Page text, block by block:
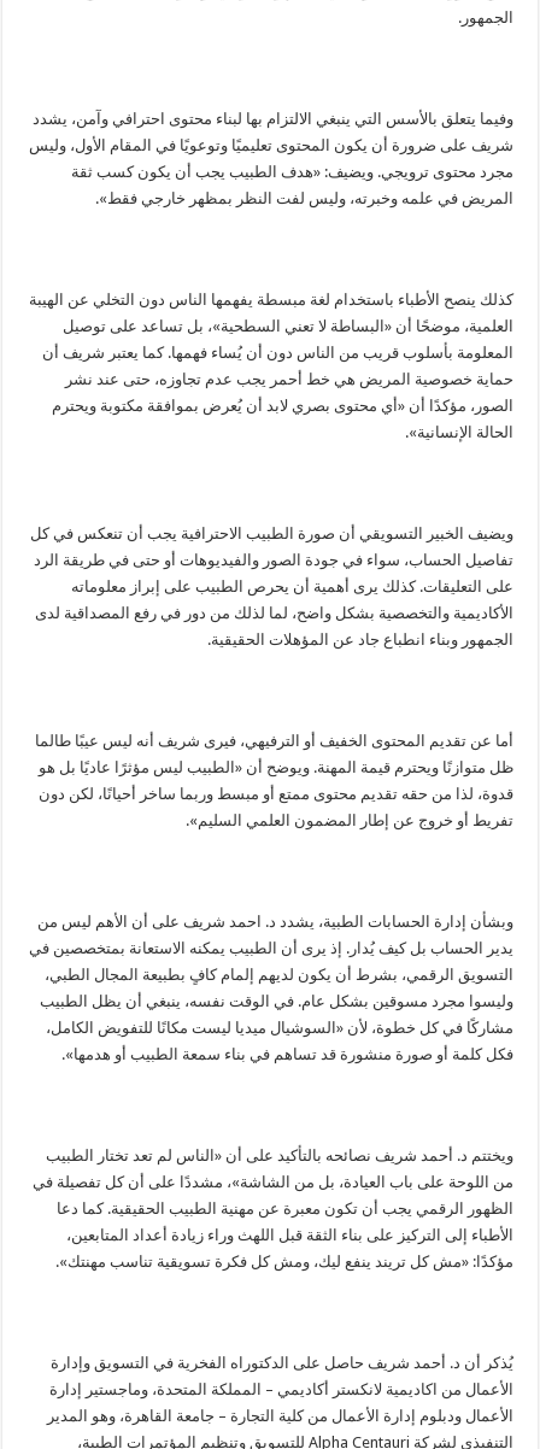
الجمهور.
وفيما يتعلق بالأسس التي ينبغي الالتزام بها لبناء محتوى احترافي وآمن، يشدد
شريف على ضرورة أن يكون المحتوى تعليميًا وتوعويًا في المقام الأول، وليس
مجرد محتوى ترويجي. ويضيف: «هدف الطبيب يجب أن يكون كسب ثقة
المريض في علمه وخبرته، وليس لفت النظر بمظهر خارجي فقط».
كذلك ينصح الأطباء باستخدام لغة مبسطة يفهمها الناس دون التخلي عن الهيبة
العلمية، موضحًا أن «البساطة لا تعني السطحية»، بل تساعد على توصيل
المعلومة بأسلوب قريب من الناس دون أن يُساء فهمها. كما يعتبر شريف أن
حماية خصوصية المريض هي خط أحمر يجب عدم تجاوزه، حتى عند نشر
الصور، مؤكدًا أن «أي محتوى بصري لابد أن يُعرض بموافقة مكتوبة ويحترم
الحالة الإنسانية».
ويضيف الخبير التسويقي أن صورة الطبيب الاحترافية يجب أن تنعكس في كل
تفاصيل الحساب، سواء في جودة الصور والفيديوهات أو حتى في طريقة الرد
على التعليقات. كذلك يرى أهمية أن يحرص الطبيب على إبراز معلوماته
الأكاديمية والتخصصية بشكل واضح، لما لذلك من دور في رفع المصداقية لدى
الجمهور وبناء انطباع جاد عن المؤهلات الحقيقية.
أما عن تقديم المحتوى الخفيف أو الترفيهي، فيرى شريف أنه ليس عيبًا طالما
ظل متوازنًا ويحترم قيمة المهنة. ويوضح أن «الطبيب ليس مؤثرًا عاديًا بل هو
قدوة، لذا من حقه تقديم محتوى ممتع أو مبسط وربما ساخر أحيانًا، لكن دون
تفريط أو خروج عن إطار المضمون العلمي السليم».
وبشأن إدارة الحسابات الطبية، يشدد د. احمد شريف على أن الأهم ليس من
يدير الحساب بل كيف يُدار. إذ يرى أن الطبيب يمكنه الاستعانة بمتخصصين في
التسويق الرقمي، بشرط أن يكون لديهم إلمام كافٍ بطبيعة المجال الطبي،
وليسوا مجرد مسوقين بشكل عام. في الوقت نفسه، ينبغي أن يظل الطبيب
مشاركًا في كل خطوة، لأن «السوشيال ميديا ليست مكانًا للتفويض الكامل،
فكل كلمة أو صورة منشورة قد تساهم في بناء سمعة الطبيب أو هدمها».
ويختتم د. أحمد شريف نصائحه بالتأكيد على أن «الناس لم تعد تختار الطبيب
من اللوحة على باب العيادة، بل من الشاشة»، مشددًا على أن كل تفصيلة في
الظهور الرقمي يجب أن تكون معبرة عن مهنية الطبيب الحقيقية. كما دعا
الأطباء إلى التركيز على بناء الثقة قبل اللهث وراء زيادة أعداد المتابعين،
مؤكدًا: «مش كل تريند ينفع ليك، ومش كل فكرة تسويقية تناسب مهنتك».
يُذكر أن د. أحمد شريف حاصل على الدكتوراه الفخرية في التسويق وإدارة
الأعمال من اكاديمية لانكستر أكاديمي – المملكة المتحدة، وماجستير إدارة
الأعمال ودبلوم إدارة الأعمال من كلية التجارة – جامعة القاهرة، وهو المدير
التنفيذي لشركة Alpha Centauri للتسويق وتنظيم المؤتمرات الطبية،